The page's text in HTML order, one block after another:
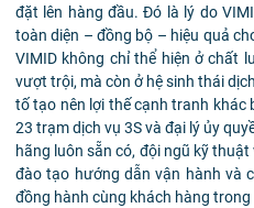
đặt lên hàng đầu. Đó là lý do
toàn diện – đồng bộ – hiệu quả
VIMID không chỉ thể hiện ở chất
vượt trội, mà còn ở hệ sinh thái
tố tạo nên lợi thế cạnh tranh
23 trạm dịch vụ 3S và đại lý ủy
hãng luôn sẵn có, đội ngũ kỹ
đào tạo hướng dẫn vận hành và
đồng hành cùng khách hàng